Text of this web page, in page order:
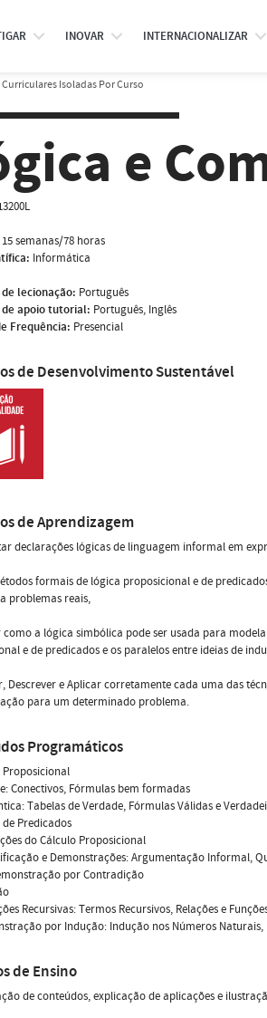
INOVAR INTERNACIONALIZAR
Isoladas Por Curso
e
15 semanas/78 horas
Informática
lecionação: Português
de apoio tutorial: Português, Inglês
Frequência: Presencial
de Desenvolvimento Sustentável
de Aprendizagem
declarações lógicas de linguagem informal em
formais de lógica proposicional e de
problemas reais,
como a lógica simbólica pode ser usada para
e de predicados e os paralelos entre ideias de
Descrever e Aplicar corretamente cada uma das
para um determinado problema.
Programáticos
Proposicional
Conectivos, Fórmulas bem formadas
Tabelas de Verdade, Fórmulas Válidas e
Predicados
do Cálculo Proposicional
e Demonstrações: Argumentação Informal,
por Contradição
Recursivas: Termos Recursivos, Relações e
por Indução: Indução nos Números
de Ensino
de conteúdos, explicação de aplicações e